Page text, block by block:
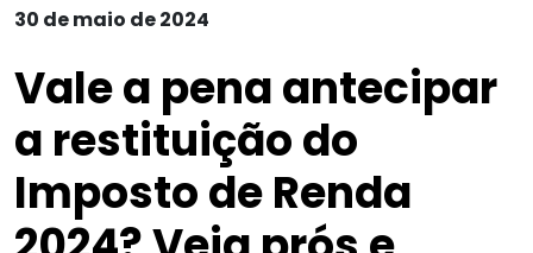
30 de maio de 2024
Vale a pena antecipar
a restituição do
Imposto de Renda